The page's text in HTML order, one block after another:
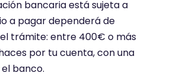
bancaria está sujeta a
a pagar dependerá de
trámite: entre 400€ o más
por tu cuenta, con una
banco.